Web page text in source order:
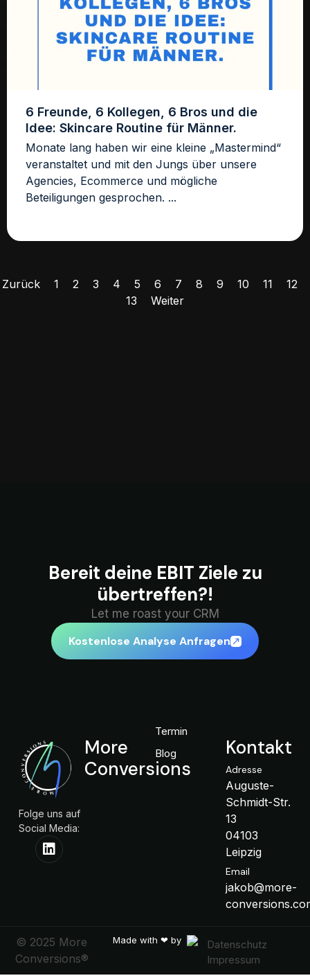
6 Freunde, 6 Kollegen, 6 Bros und die
Idee: Skincare Routine für Männer.
Monate lang haben wir eine kleine „Mastermind“
veranstaltet und mit den Jungs über unsere
Agencies, Ecommerce und mögliche
Beteiligungen gesprochen. ...
Zurück 1 2 3 4 5 6 7 8 9 10 11
12
13
Weiter
Bereit deine EBIT Ziele zu
übertreffen?!
Let me roast your CRM
Kostenlose Analyse Anfragen
Kontakt
Adresse
Auguste-
Schmidt-Str.
13
04103
Leipzig
Email
jakob@more-
Termin
Blog
More
Conversions
Folge uns auf
Social Media:
Datenschutz
Impressum
Made with ❤ by
© 2025 More
Conversions®